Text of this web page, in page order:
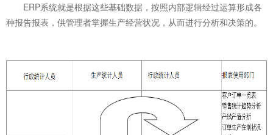
ERP系统就是根据这些基础数据，按照内部逻辑经过运算形成各
种报告报表，供管理者掌握生产经营状况，从而进行分析和决策的。